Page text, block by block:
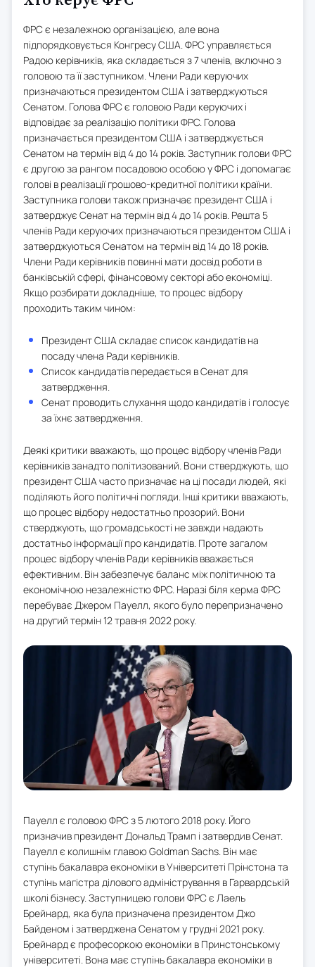
ФРС є незалежною організацією, але вона
підпорядковується Конгресу США. ФРС управляється
Радою керівників, яка складається з 7 членів, включно з
головою та її заступником. Члени Ради керуючих
призначаються президентом США і затверджуються
Сенатом. Голова ФРС є головою Ради керуючих і
відповідає за реалізацію політики ФРС. Голова
призначається президентом США і затверджується
Сенатом на термін від 4 до 14 років. Заступник голови ФРС
є другою за рангом посадовою особою у ФРС і допомагає
голові в реалізації грошово-кредитної політики країни.
Заступника голови також призначає президент США і
затверджує Сенат на термін від 4 до 14 років. Решта 5
членів Ради керуючих призначаються президентом США і
затверджуються Сенатом на термін від 14 до 18 років.
Члени Ради керівників повинні мати досвід роботи в
банківській сфері, фінансовому секторі або економіці.
Якщо розбирати докладніше, то процес відбору
проходить таким чином:
Президент США складає список кандидатів на
посаду члена Ради керівників.
Список кандидатів передається в Сенат для
затвердження.
Сенат проводить слухання щодо кандидатів і голосує
за їхнє затвердження.
Деякі критики вважають, що процес відбору членів Ради
керівників занадто політизований. Вони стверджують, що
президент США часто призначає на ці посади людей, які
поділяють його політичні погляди. Інші критики вважають,
що процес відбору недостатньо прозорий. Вони
стверджують, що громадськості не завжди надають
достатньо інформації про кандидатів. Проте загалом
процес відбору членів Ради керівників вважається
ефективним. Він забезпечує баланс між політичною та
економічною незалежністю ФРС. Наразі біля керма ФРС
перебуває Джером Пауелл, якого було перепризначено
на другий термін 12 травня 2022 року.
Пауелл є головою ФРС з 5 лютого 2018 року. Його
призначив президент Дональд Трамп і затвердив Сенат.
Пауелл є колишнім главою Goldman Sachs. Він має
ступінь бакалавра економіки в Університеті Прінстона та
ступінь магістра ділового адміністрування в Гарвардській
школі бізнесу. Заступницею голови ФРС є Лаель
Брейнард, яка була призначена президентом Джо
Байденом і затверджена Сенатом у грудні 2021 року.
Брейнард є професоркою економіки в Принстонському
університеті. Вона має ступінь бакалавра економіки в